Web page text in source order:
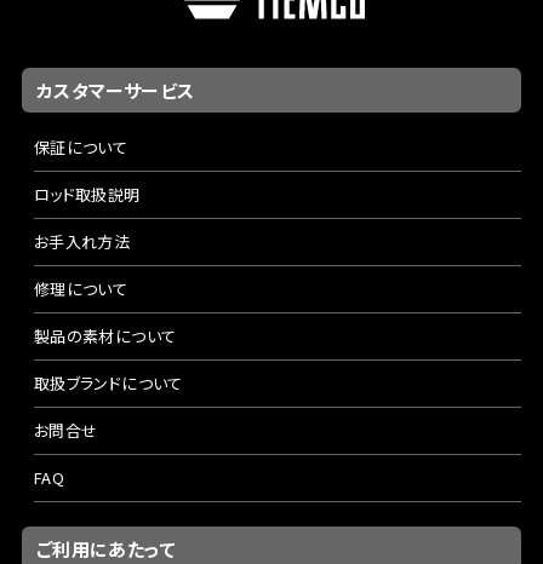
カスタマーサービス
保証について
ロッド取扱説明
お手入れ方法
修理について
製品の素材について
取扱ブランドについて
お問合せ
FAQ
ご利用にあたって